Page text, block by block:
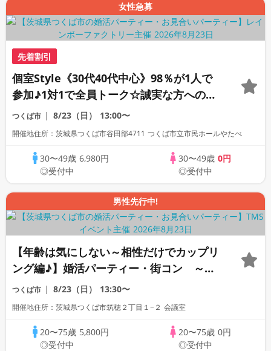
女性急募
先着割引
個室Style《30代40代中心》98％が1人で
参加♪1対1で全員トーク☆誠実な方への婚
活パーティー
つくば市 8/23（日） 13:00〜
開催地住所：茨城県つくば市谷田部4711 つくば市立市民ホールやたべ
30〜49歳 6,980円
◎受付中
30〜49歳 0円
◎受付中
男性先行中!
【年齢は気にしない～相性だけでカップリ
ング編♪】婚活パーティー・街コン ～真
剣な出会い～
つくば市 8/23（日） 13:30〜
開催地住所：茨城県つくば市筑穂２丁目１−２ 会議室
20〜75歳 5,800円
◎受付中
20〜75歳 0円
◎受付中